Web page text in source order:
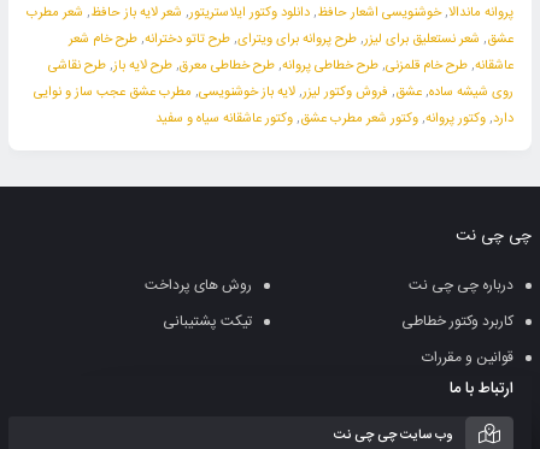
پروانه ماندالا,خوشنویسی اشعار حافظ,دانلود وکتور ایلاستریتور, شعر لایه باز حافظ, شعر مطرب
عشق, شعر نستعلیق برای لیزر,طرح پروانه برای ویترای,طرح تاتو دخترانه,طرح خام شعر
عاشقانه,طرح خام قلمزنی,طرح خطاطی پروانه,طرح خطاطی معرق,طرح لایه باز,طرح نقاشی
روی شیشه ساده,عشق, فروش وکتور لیزر,لایه باز خوشنویسی, مطرب عشق عجب ساز و نوایی
دارد,وکتور پروانه,وکتور شعر مطرب عشق,وکتور عاشقانه سیاه و سفید
چی چی نت
درباره چی چی نت
روش های پرداخت
کاربرد وکتور خطاطی
تیکت پشتیبانی
قوانین و مقررات
ارتباط با ما
وب سایت چی چی نت